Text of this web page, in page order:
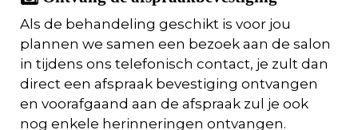
Als de behandeling geschikt is voor jou
plannen we samen een bezoek aan de salon
in tijdens ons telefonisch contact, je zult dan
direct een afspraak bevestiging ontvangen
en voorafgaand aan de afspraak zul je ook
nog enkele herinneringen ontvangen.